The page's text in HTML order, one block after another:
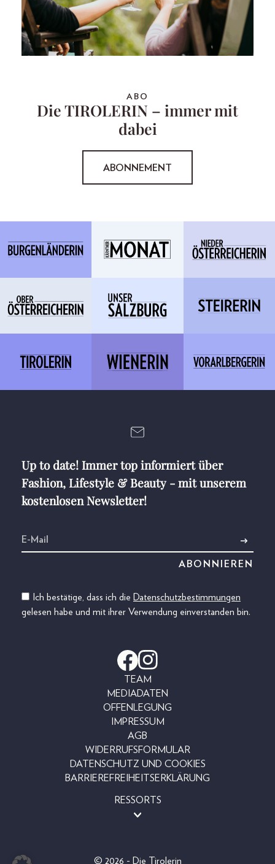
ABO
Die TIROLERIN – immer mit
dabei
ABONNEMENT
Up to date! Immer top informiert über
Fashion, Lifestyle & Beauty - mit unserem
kostenlosen Newsletter!
Ich bestätige, dass ich die Datenschutzbestimmungen
gelesen habe und mit ihrer Verwendung einverstanden bin.
TEAM
MEDIADATEN
OFFENLEGUNG
IMPRESSUM
AGB
WIDERRUFSFORMULAR
DATENSCHUTZ UND COOKIES
BARRIEREFREIHEITSERKLÄRUNG
RESSORTS
© 2026 - Die Tirolerin